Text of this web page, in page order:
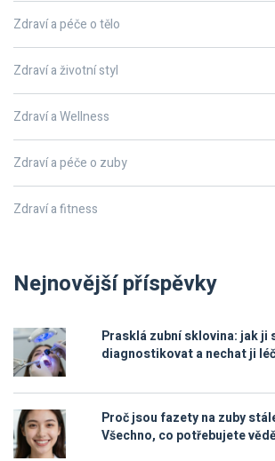
Zdraví a péče o tělo
Zdraví a životní styl
Zdraví a Wellness
Zdraví a péče o zuby
Zdraví a fitness
Nejnovější příspěvky
Prasklá zubní sklovina: jak ji
diagnostikovat a nechat ji
Proč jsou fazety na zuby
Všechno, co potřebujete